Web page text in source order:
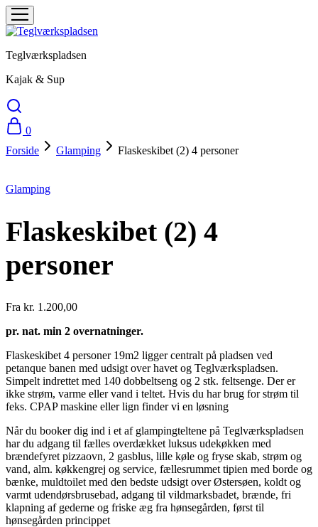
Teglværkspladsen
Kajak & Sup
0
Forside
Glamping Flaskeskibet (2) 4 personer
Glamping
Flaskeskibet (2) 4
personer
Fra kr. 1.200,00
pr. nat. min 2 overnatninger.
Flaskeskibet 4 personer 19m2 ligger centralt på pladsen ved
petanque banen med udsigt over havet og Teglværkspladsen.
Simpelt indrettet med 140 dobbeltseng og 2 stk. feltsenge. Der er
ikke strøm, varme eller vand i teltet. Hvis du har brug for strøm til
feks. CPAP maskine eller lign finder vi en løsning
Når du booker dig ind i et af glampingteltene på Teglværkspladsen
har du adgang til fælles overdækket luksus udekøkken med
brændefyret pizzaovn, 2 gasblus, lille køle og fryse skab, strøm og
vand, alm. køkkengrej og service, fællesrummet tipien med borde og
bænke, muldtoilet med den bedste udsigt over Østersøen, koldt og
varmt udendørsbrusebad, adgang til vildmarksbadet, brænde, fri
klapning af gederne og friske æg fra hønsegården, først til
hønsegården princippet